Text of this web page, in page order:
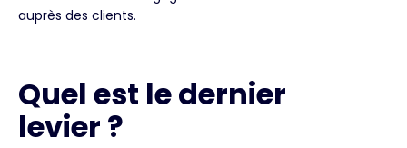
auprès des clients.
Quel est le dernier
levier ?